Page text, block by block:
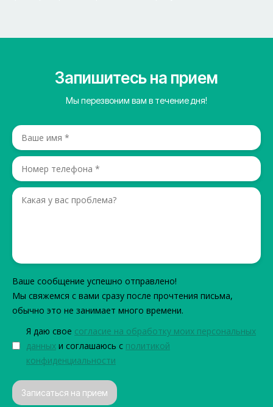
Запишитесь на прием
Мы перезвоним вам в течение дня!
Ваше сообщение успешно отправлено!
Мы свяжемся с вами сразу после прочтения письма,
обычно это не занимает много времени.
Я даю свое согласие на обработку моих персональных
данных и соглашаюсь с политикой
конфиденциальности
Записаться на прием